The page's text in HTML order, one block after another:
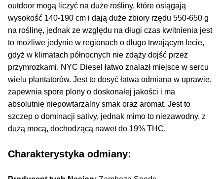
Blog
Rozwiń
menu
GRATIS
PROMOCJA 500 Plus
Harmonogram Outdoor
Formy i Koszt Wysyłki
Odbiór Osobisty
outdoor mogą liczyć na duże rośliny, które osiągają
wysokość 140-190 cm i dają duże zbiory rzędu 550-650 g
na roślinę, jednak ze względu na długi czas kwitnienia jest
to możliwe jedynie w regionach o długo trwającym lecie,
gdyż w klimatach północnych nie zdąży dojść przez
przymrozkami. NYC Diesel łatwo znalazł miejsce w sercu
wielu plantatorów. Jest to dosyć łatwa odmiana w uprawie,
zapewnia spore plony o doskonałej jakości i ma
absolutnie niepowtarzalny smak oraz aromat. Jest to
szczep o dominacji sativy, jednak mimo to niezawodny, z
dużą mocą, dochodzącą nawet do 19% THC.
Charakterystyka odmiany: